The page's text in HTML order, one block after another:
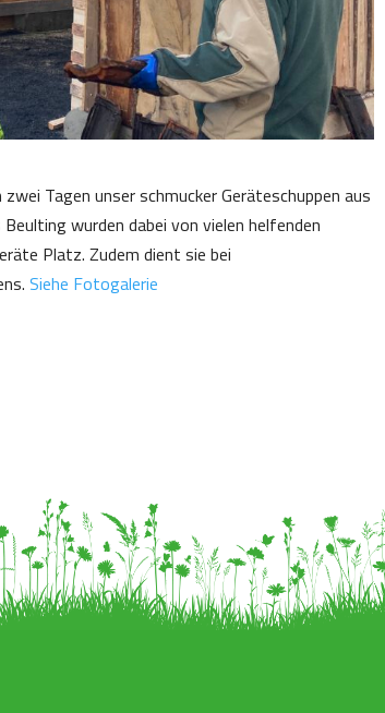
Tagen unser schmucker Geräteschuppen aus
wurden dabei von vielen helfenden
Platz. Zudem dient sie bei
Siehe Fotogalerie